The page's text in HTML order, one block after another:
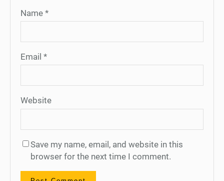
Name *
Email *
Website
Save my name, email, and website in this
browser for the next time I comment.